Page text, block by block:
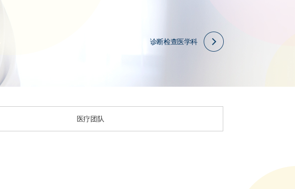
诊断检查医学科
医疗团队